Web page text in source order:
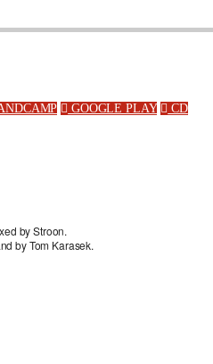
GOOGLE PLAY
CD
by Stroon.
by Tom Karasek.